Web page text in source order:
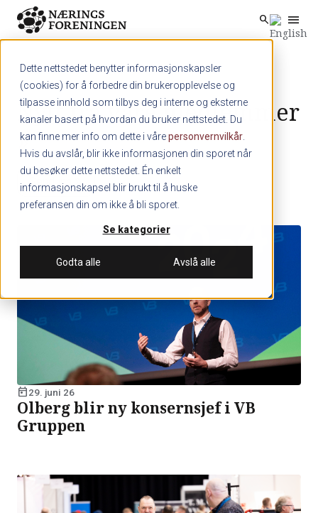
Dette nettstedet benytter informasjonskapsler
(cookies) for å forbedre din brukeropplevelse og
tilpasse innhold som tilbys deg i interne og eksterne
kanaler basert på hvordan du bruker nettstedet. Du
kan finne mer info om dette i vårepersonvernvilkår
Hvis du avslår, blir ikke informasjonen din sporet når
du besøker dette nettstedet. Én enkelt
informasjonskapsel blir brukt til å huske
preferansen din om ikke å bli sporet.
Se kategorier
Godta alle Avslå alle
Skip to main content search menu
Nytt fra våre medlemmer
»
Send inn double_arrow
today29. juni 26
Olberg blir ny konsernsjef i VB
Gruppen